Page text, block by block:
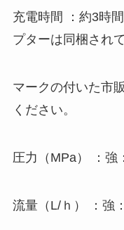
充電時間 ：約3時
プターは同梱され
マークの付いた市
ください。
圧力（MPa） ：強
流量（L/ｈ） ：強